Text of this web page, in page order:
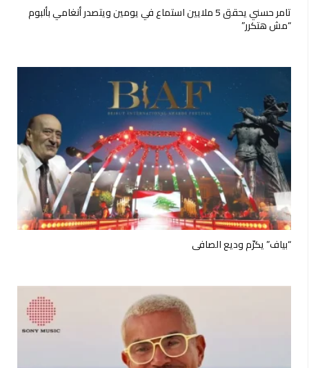
تامر حسني يحقق 5 ملايين استماع في يومين ويتصدر أنغامي بألبوم
“مش هتكرر”
“بياف” يكرّم وديع الصافي